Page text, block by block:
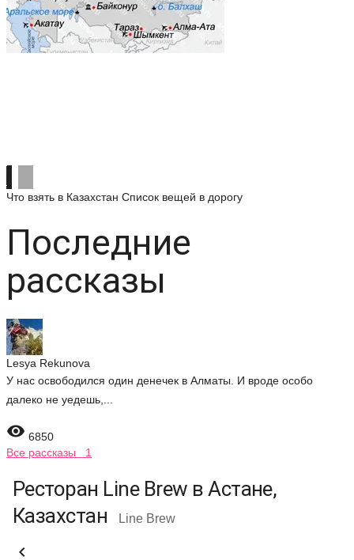
Что взять в Казахстан Список вещей в дорогу
Последние
рассказы
Lesya Rekunova
У нас освободился один денечек в Алматы. И вроде особо
далеко не уедешь,...
 6850
Все рассказы 1
Ресторан Line Brew в Астане,
Казахстан
Line Brew
